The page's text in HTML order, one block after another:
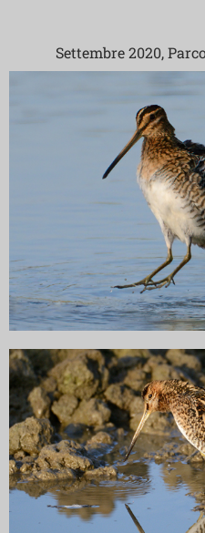
Settembre 2020,